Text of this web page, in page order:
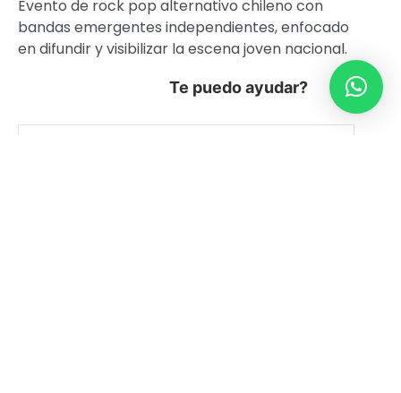
Evento de rock pop alternativo chileno con
bandas emergentes independientes, enfocado
en difundir y visibilizar la escena joven nacional.
Te puedo ayudar?